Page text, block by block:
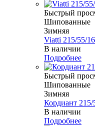
Быстрый
Шипованные
Зимняя
Viatti 215/55/
В наличии
Подробнее
Быстрый
Шипованные
Зимняя
Кордиант
В наличии
Подробнее